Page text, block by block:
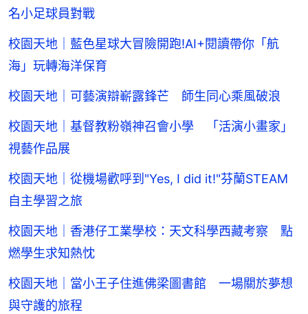
名小足球員對戰
校園天地｜藍色星球大冒險開跑!AI+閱讀帶你「航
海」玩轉海洋保育
校園天地｜可藝演辯嶄露鋒芒 師生同心乘風破浪
校園天地｜基督教粉嶺神召會小學 「活演小畫家」
視藝作品展
校園天地｜從機場歡呼到"Yes, I did it!"芬蘭STEAM
自主學習之旅
校園天地｜香港仔工業學校：天文科學西藏考察 點
燃學生求知熱忱
校園天地｜當小王子住進佛梁圖書館 一場關於夢想
與守護的旅程